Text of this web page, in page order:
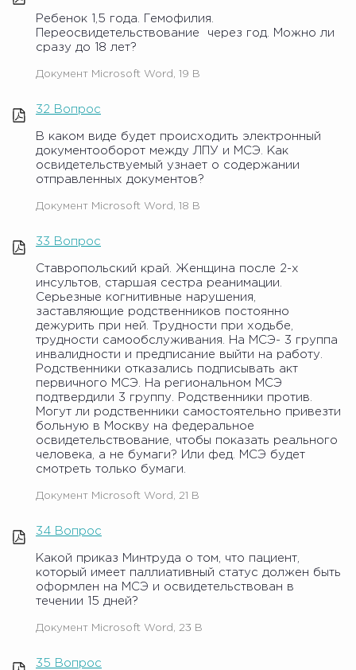
Ребенок 1,5 года. Гемофилия.
Переосвидетельствование через год. Можно ли
сразу до 18 лет?
Документ Microsoft Word, 19 B
32 Вопрос
В каком виде будет происходить электронный
документооборот между ЛПУ и МСЭ. Как
освидетельствуемый узнает о содержании
отправленных документов?
Документ Microsoft Word, 18 B
33 Вопрос
Ставропольский край. Женщина после 2-х
инсультов, старшая сестра реанимации.
Серьезные когнитивные нарушения,
заставляющие родственников постоянно
дежурить при ней. Трудности при ходьбе,
трудности самообслуживания. На МСЭ- 3 группа
инвалидности и предписание выйти на работу.
Родственники отказались подписывать акт
первичного МСЭ. На региональном МСЭ
подтвердили 3 группу. Родственники против.
Могут ли родственники самостоятельно привезти
больную в Москву на федеральное
освидетельствование, чтобы показать реального
человека, а не бумаги? Или фед. МСЭ будет
смотреть только бумаги.
Документ Microsoft Word, 21 B
34 Вопрос
Какой приказ Минтруда о том, что пациент,
который имеет паллиативный статус должен быть
оформлен на МСЭ и освидетельствован в
течении 15 дней?
Документ Microsoft Word, 23 B
35 Вопрос